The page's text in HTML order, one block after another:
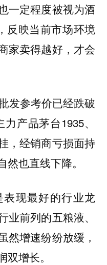
一定程度被视为酒
反映当前市场环境
家卖得越好，才会
发参考价已经跌破
产品茅台1935、
，经销商亏损面持
也直线下降。
现最好的行业龙
前列的五粮液、
然增速纷纷放缓，
增长。